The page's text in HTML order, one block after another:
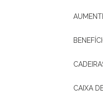
CAIXA